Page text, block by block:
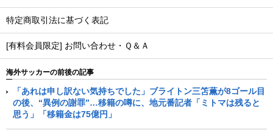
特定商取引法に基づく表記
[有料会員限定] お問い合わせ・Ｑ＆Ａ
海外サッカーの前後の記事
「あれは申し訳ない気持ちでした」ブライトン三笘薫が8ゴール目
の後、“異例の謝罪”…移籍の噂に、地元番記者「ミトマは残ると
思う」「移籍金は75億円」